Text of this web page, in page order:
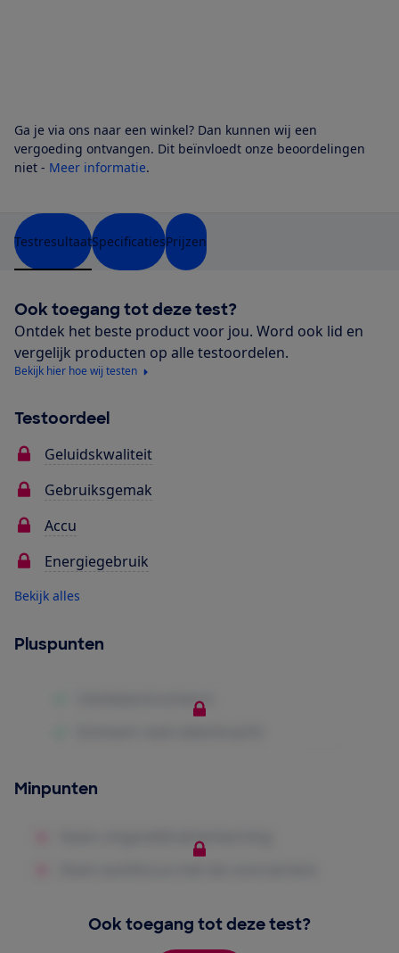
Ga je via ons naar een winkel? Dan kunnen wij een
vergoeding ontvangen. Dit beïnvloedt onze beoordelingen
niet - Meer informatie.
TestresultaatSpecificatiesPrijzen
Ook toegang tot deze test?
Ontdek het beste product voor jou. Word ook lid en
vergelijk producten op alle testoordelen.
Bekijk hier hoe wij testen
Testoordeel
Geluidskwaliteit
Gebruiksgemak
Accu
Energiegebruik
Bekijk alles
Pluspunten
Minpunten
Ook toegang tot deze test?